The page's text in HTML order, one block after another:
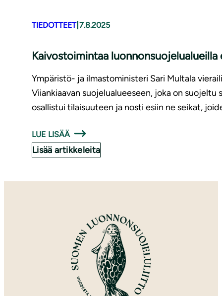
TIEDOTTEET| 7.8.2025
Kaivostoimintaa
Ympäristö- ja ilmastoministeri Sari Multala
Viiankiaavan suojelualueeseen, joka on
osallistui tilaisuuteen ja nosti esiin ne seikat,
LUE LISÄÄ
Lisää artikkeleita